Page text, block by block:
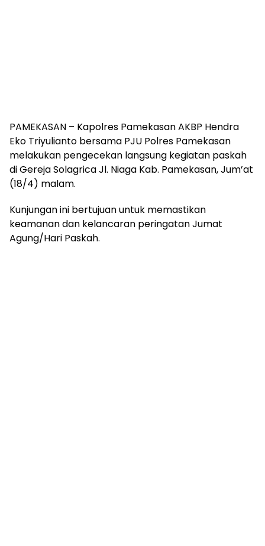
PAMEKASAN – Kapolres Pamekasan AKBP Hendra
Eko Triyulianto bersama PJU Polres Pamekasan
melakukan pengecekan langsung kegiatan paskah
di Gereja Solagrica Jl. Niaga Kab. Pamekasan, Jum’at
(18/4) malam.
Kunjungan ini bertujuan untuk memastikan
keamanan dan kelancaran peringatan Jumat
Agung/Hari Paskah.